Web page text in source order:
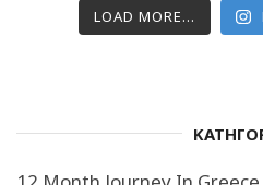
LOAD MORE...